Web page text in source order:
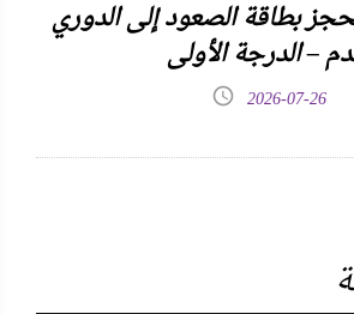
بطاقة الصعود إلى الدوري
– الدرجة الأولى
2026-07-26